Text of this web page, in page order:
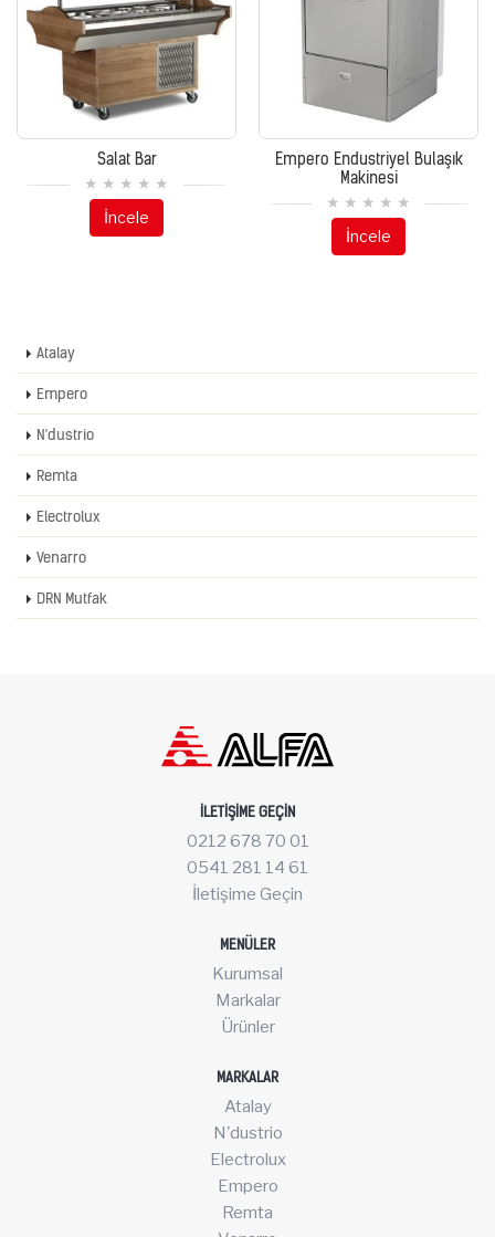
Salat Bar
İncele
Empero Endustriyel Bulaşık
Makinesi
İncele
Atalay
Empero
N'dustrio
Remta
Electrolux
Venarro
DRN Mutfak
İLETIŞIME GEÇIN
0212 678 70 01
0541 281 14 61
İletişime Geçin
MENÜLER
Kurumsal
Markalar
Ürünler
MARKALAR
Atalay
N'dustrio
Electrolux
Empero
Remta